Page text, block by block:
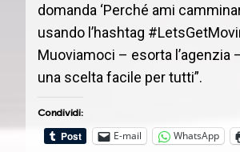
domanda ‘Perché ami
usando l’hashtag
Muoviamoci – esorta
una scelta facile per tutti”.
Condividi:
E-mail
WhatsApp